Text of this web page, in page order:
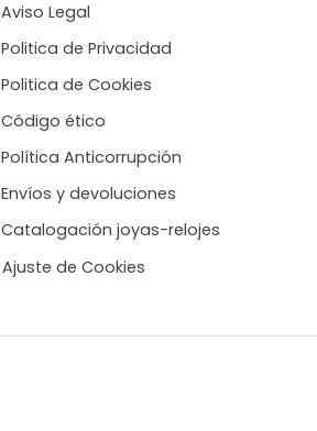
Aviso Legal
Politica de Privacidad
Politica de Cookies
Código ético
Política Anticorrupción
Envíos y devoluciones
Catalogación joyas-relojes
Ajuste de Cookies